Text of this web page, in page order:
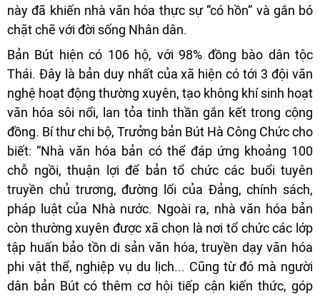
này đã khiến nhà văn hóa thực sự “có hồn” và gắn bó
chặt chẽ với đời sống Nhân dân.
Bản Bút hiện có 106 hộ, với 98% đồng bào dân tộc
Thái. Đây là bản duy nhất của xã hiện có tới 3 đội văn
nghệ hoạt động thường xuyên, tạo không khí sinh hoạt
văn hóa sôi nổi, lan tỏa tinh thần gắn kết trong cộng
đồng. Bí thư chi bộ, Trưởng bản Bút Hà Công Chức cho
biết: “Nhà văn hóa bản có thể đáp ứng khoảng 100
chỗ ngồi, thuận lợi để bản tổ chức các buổi tuyên
truyền chủ trương, đường lối của Đảng, chính sách,
pháp luật của Nhà nước. Ngoài ra, nhà văn hóa bản
còn thường xuyên được xã chọn là nơi tổ chức các lớp
tập huấn bảo tồn di sản văn hóa, truyền dạy văn hóa
phi vật thể, nghiệp vụ du lịch... Cũng từ đó mà người
dân bản Bút có thêm cơ hội tiếp cận kiến thức, góp